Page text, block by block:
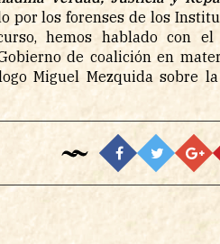
por los forenses de los
hemos hablado con
de coalición en
Miguel Mezquida sobre